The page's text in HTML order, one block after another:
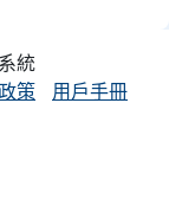
統
策
用戶手冊